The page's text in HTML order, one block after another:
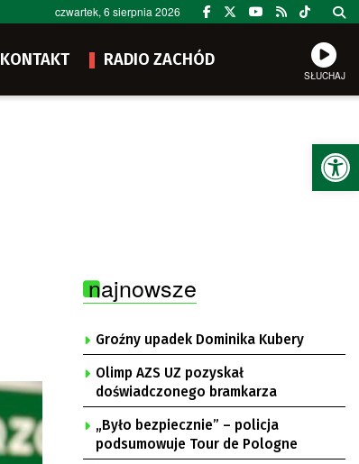
czwartek, 6 sierpnia 2026
KONTAKT RADIO ZACHÓD
SŁUCHAJ
najnowsze
Groźny upadek Dominika Kubery
Olimp AZS UZ pozyskał
doświadczonego bramkarza
„Było bezpiecznie” – policja
podsumowuje Tour de Pologne